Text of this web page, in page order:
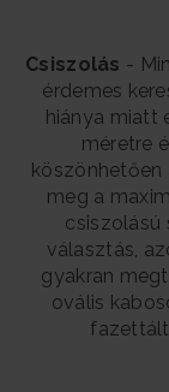
Csiszolás -
érdemes
hiánya miatt
méretre
köszönhetően
meg a
csiszolású
választás,
gyakran
ovális
fazettált